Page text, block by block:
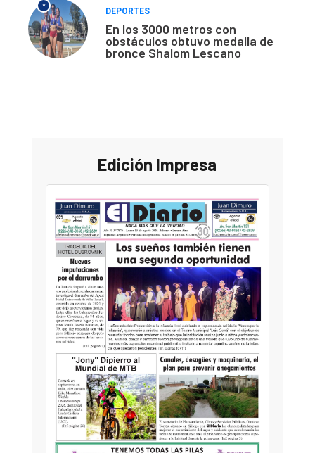
*
DEPORTES
En los 3000 metros con
obstáculos obtuvo medalla de
bronce Shalom Lescano
Edición Impresa